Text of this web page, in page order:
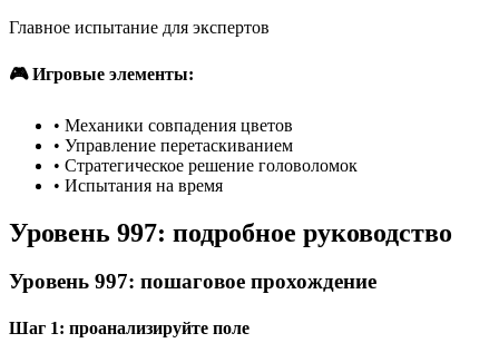
Главное испытание для экспертов
🎮 Игровые элементы:
• Механики совпадения цветов
• Управление перетаскиванием
• Стратегическое решение головоломок
• Испытания на время
Уровень 997: подробное руководство
Уровень 997: пошаговое прохождение
Шаг 1: проанализируйте поле